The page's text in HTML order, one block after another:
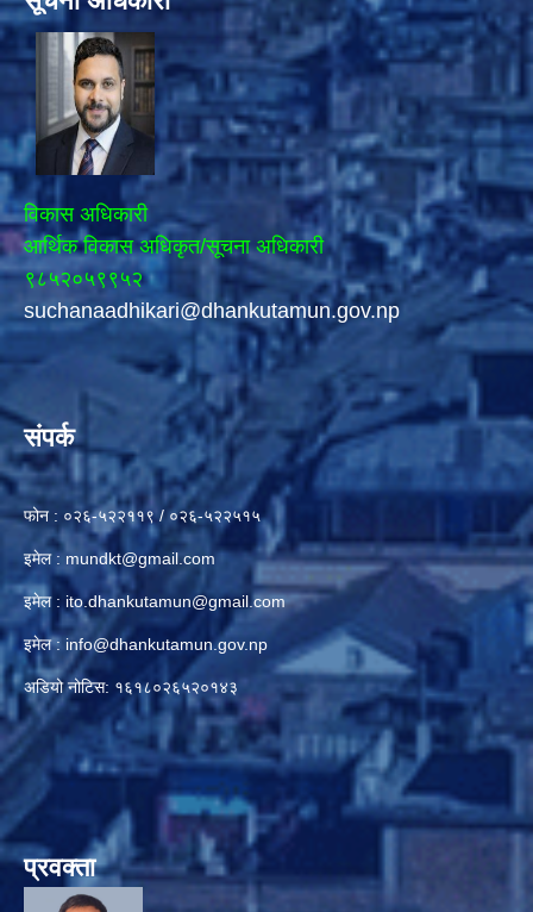
विकास अधिकारी
आर्थिक विकास अधिकृत/सूचना अधिकारी
९८५२०५९९५२
suchanaadhikari@dhankutamun.gov.np
संपर्क
फोन : ०२६-५२२११९ / ०२६-५२२५१५
इमेल : mundkt@gmail.com
इमेल : ito.dhankutamun@gmail.com
इमेल : info@dhankutamun.gov.np
अडियो नोटिस: १६१८०२६५२०१४३
प्रवक्ता